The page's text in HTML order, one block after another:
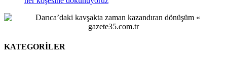
KATEGORİLER